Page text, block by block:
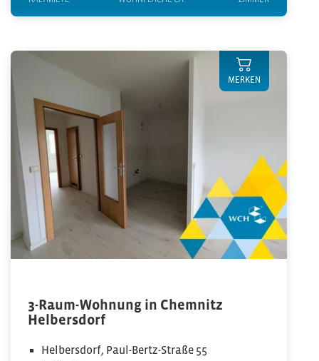
3-Raum-Wohnung in Chemnitz
Helbersdorf
Helbersdorf, Paul-Bertz-Straße 55
MERKEN